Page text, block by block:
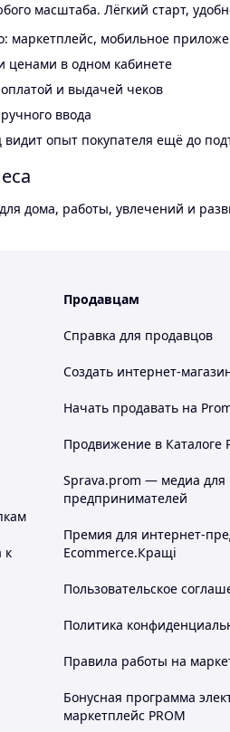
масштаба. Лёгкий старт,
маркетплейс, мобильное
ценами в одном кабинете
и выдачей чеков
ввода
опыт покупателя ещё до
дома, работы, увлечений и
к
Продавцам
Справка для продавцов
Создать интернет-
Начать продавать на
Продвижение в Каталоге
Sprava.prom — медиа для
предпринимателей
Премия для интернет-
Ecommerce.Кращі
Пользовательское
Политика
Правила работы на
Бонусная программа
маркетплейс PROM